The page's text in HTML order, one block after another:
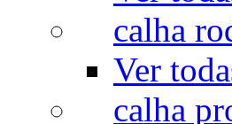
calha
Ver
calha